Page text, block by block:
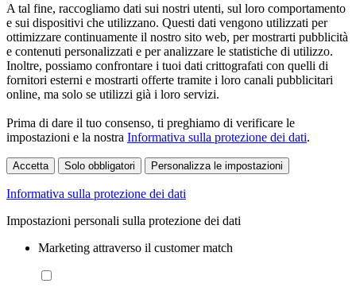
A tal fine, raccogliamo dati sui nostri utenti, sul loro comportamento
e sui dispositivi che utilizzano. Questi dati vengono utilizzati per
ottimizzare continuamente il nostro sito web, per mostrarti pubblicità
e contenuti personalizzati e per analizzare le statistiche di utilizzo.
Inoltre, possiamo confrontare i tuoi dati crittografati con quelli di
fornitori esterni e mostrarti offerte tramite i loro canali pubblicitari
online, ma solo se utilizzi già i loro servizi.
Prima di dare il tuo consenso, ti preghiamo di verificare le
impostazioni e la nostra Informativa sulla protezione dei dati.
Accetta Solo obbligatori Personalizza le impostazioni
Informativa sulla protezione dei dati
Impostazioni personali sulla protezione dei dati
Marketing attraverso il customer match